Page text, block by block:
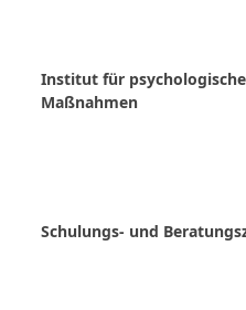
Institut für
Maßnahmen
Schulungs- und